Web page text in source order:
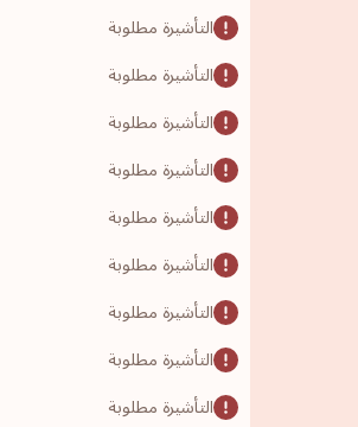
التأشيرة مطلوبة
التأشيرة مطلوبة
التأشيرة مطلوبة
التأشيرة مطلوبة
التأشيرة مطلوبة
التأشيرة مطلوبة
التأشيرة مطلوبة
التأشيرة مطلوبة
التأشيرة مطلوبة